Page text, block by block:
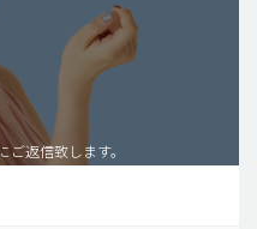
返信致します。